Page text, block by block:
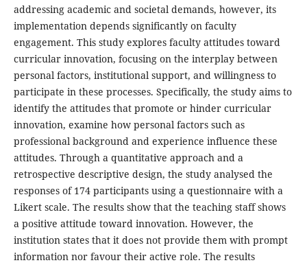
addressing academic and societal demands, however, its
implementation depends significantly on faculty
engagement. This study explores faculty attitudes toward
curricular innovation, focusing on the interplay between
personal factors, institutional support, and willingness to
participate in these processes. Specifically, the study aims to
identify the attitudes that promote or hinder curricular
innovation, examine how personal factors such as
professional background and experience influence these
attitudes. Through a quantitative approach and a
retrospective descriptive design, the study analysed the
responses of 174 participants using a questionnaire with a
Likert scale. The results show that the teaching staff shows
a positive attitude toward innovation. However, the
institution states that it does not provide them with prompt
information nor favour their active role. The results